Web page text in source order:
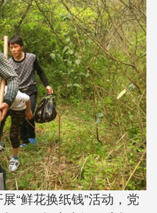
“鲜花换纸钱”活动，党